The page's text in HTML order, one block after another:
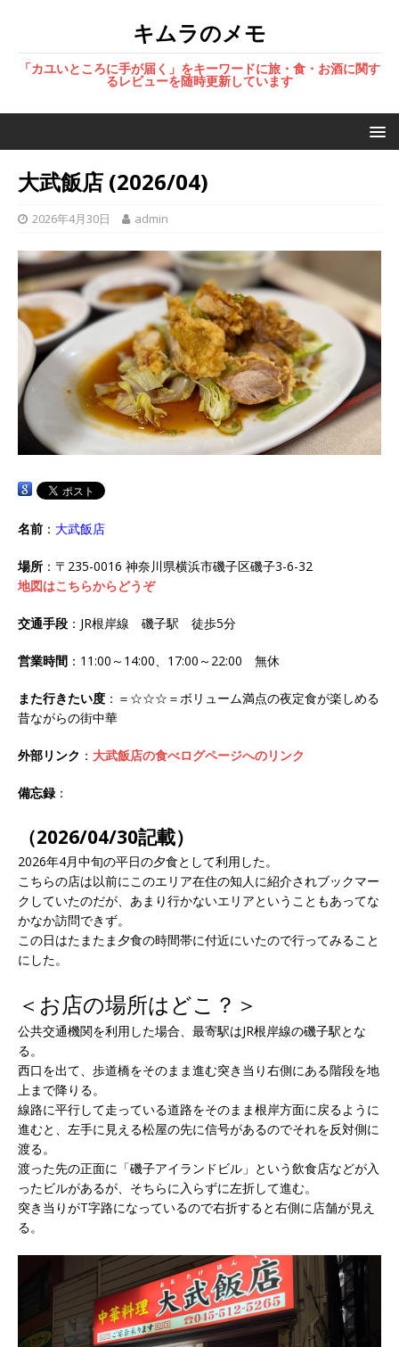
キムラのメモ
「カユいところに手が届く」をキーワードに旅・食・お酒に関す
るレビューを随時更新しています
大武飯店 (2026/04)
2026年4月30日 admin
名前 ： 大武飯店
場所 ：〒235-0016 神奈川県横浜市磯子区磯子3-6-32
地図はこちらからどうぞ
交通手段 ：JR根岸線 磯子駅 徒歩5分
営業時間 ：11:00～14:00、17:00～22:00 無休
また行きたい度 ：＝☆☆☆＝ボリューム満点の夜定食が楽しめる
昔ながらの街中華
外部リンク ： 大武飯店の食べログページへのリンク
備忘録 ：
（2026/04/30記載）
2026年4月中旬の平日の夕食として利用した。
こちらの店は以前にこのエリア在住の知人に紹介されブックマー
クしていたのだが、あまり行かないエリアということもあってな
かなか訪問できず。
この日はたまたま夕食の時間帯に付近にいたので行ってみること
にした。
＜お店の場所はどこ？＞
公共交通機関を利用した場合、最寄駅はJR根岸線の磯子駅とな
る。
西口を出て、歩道橋をそのまま進む突き当り右側にある階段を地
上まで降りる。
線路に平行して走っている道路をそのまま根岸方面に戻るように
進むと、左手に見える松屋の先に信号があるのでそれを反対側に
渡る。
渡った先の正面に「磯子アイランドビル」という飲食店などが入
ったビルがあるが、そちらに入らずに左折して進む。
突き当りがT字路になっているので右折すると右側に店舗が見え
る。